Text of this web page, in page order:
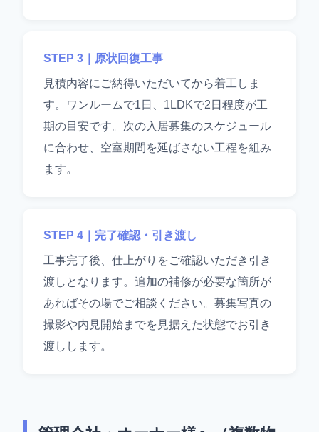
STEP 3｜原状回復工事
見積内容にご納得いただいてから着工しま
す。ワンルームで1日、1LDKで2日程度が工
期の目安です。次の入居募集のスケジュール
に合わせ、空室期間を延ばさない工程を組み
ます。
STEP 4｜完了確認・引き渡し
工事完了後、仕上がりをご確認いただき引き
渡しとなります。追加の補修が必要な箇所が
あればその場でご相談ください。募集写真の
撮影や内見開始までを見据えた状態でお引き
渡しします。